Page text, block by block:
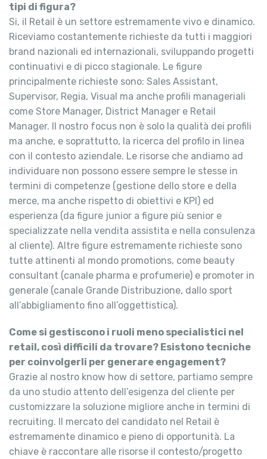
tipi di figura?
Si, il Retail è un settore estremamente vivo e dinamico.
Riceviamo costantemente richieste da tutti i maggiori
brand nazionali ed internazionali, sviluppando progetti
continuativi e di picco stagionale. Le figure
principalmente richieste sono: Sales Assistant,
Supervisor, Regia, Visual ma anche profili manageriali
come Store Manager, District Manager e Retail
Manager. Il nostro focus non è solo la qualità dei profili
ma anche, e soprattutto, la ricerca del profilo in linea
con il contesto aziendale. Le risorse che andiamo ad
individuare non possono essere sempre le stesse in
termini di competenze (gestione dello store e della
merce, ma anche rispetto di obiettivi e KPI) ed
esperienza (da figure junior a figure più senior e
specializzate nella vendita assistita e nella consulenza
al cliente). Altre figure estremamente richieste sono
tutte attinenti al mondo promotions, come beauty
consultant (canale pharma e profumerie) e promoter in
generale (canale Grande Distribuzione, dallo sport
all’abbigliamento fino all’oggettistica).
Come si gestiscono i ruoli meno specialistici nel
retail, così difficili da trovare? Esistono tecniche
per coinvolgerli per generare engagement?
Grazie al nostro know how di settore, partiamo sempre
da uno studio attento dell’esigenza del cliente per
customizzare la soluzione migliore anche in termini di
recruiting. Il mercato del candidato nel Retail è
estremamente dinamico e pieno di opportunità. La
chiave è raccontare alle risorse il contesto/progetto